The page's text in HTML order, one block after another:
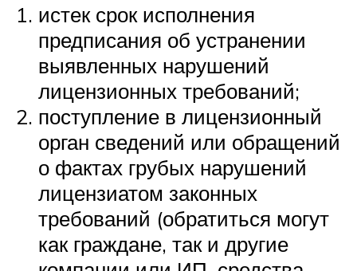
истек срок исполнения
предписания об устранении
выявленных нарушений
лицензионных требований;
поступление в лицензионный
орган сведений или обращений
о фактах грубых нарушений
лицензиатом законных
требований (обратиться могут
как граждане, так и другие